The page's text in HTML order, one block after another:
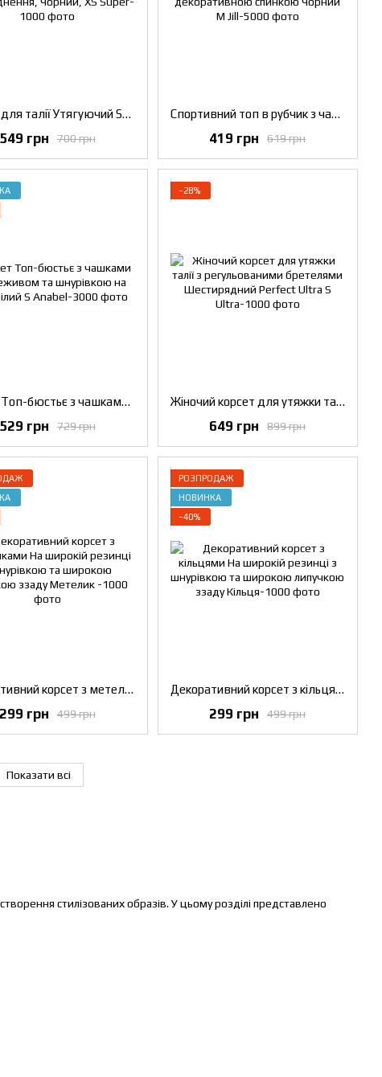
стилізованих образів. У цьому розділі представлено
Корсет для талії Утягуючий Super waist з подвійною утяжкою для схуднення, Чорний, XS
700 грн
549 грн
Спортивний топ в рубчик з чашечками Push-Up та декоративною спинкою Чорний M
619 грн
419 грн
Корсет Топ-бюстьє з чашками з мереживом та шнурівкою на спині білий S
729 грн
529 грн
−28%
Жіночий корсет для утяжки талії з регульованими бретелями Шестирядний Perfect Ultra S
899 грн
649 грн
Декоративний корсет з метеликами На широкій резинці з шнурівкою та широкою липучкою ззаду
499 грн
299 грн
РОЗПРОДАЖ
НОВИНКА
−40%
Декоративний корсет з кільцями На широкій резинці з шнурівкою та широкою липучкою ззаду
499 грн
299 грн
Показати всі